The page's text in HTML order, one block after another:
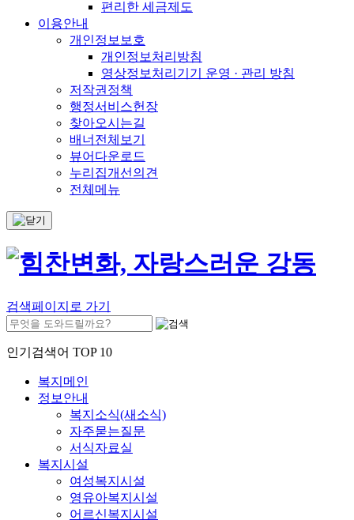
편리한 세금제도
이용안내
개인정보보호
개인정보처리방침
영상정보처리기기 운영 · 관리 방침
저작권정책
행정서비스헌장
찾아오시는길
배너전체보기
뷰어다운로드
누리집개선의견
전체메뉴
검색페이지로 가기
인기검색어 TOP 10
복지메인
정보안내
복지소식(새소식)
자주묻는질문
서식자료실
복지시설
여성복지시설
영유아복지시설
어르신복지시설